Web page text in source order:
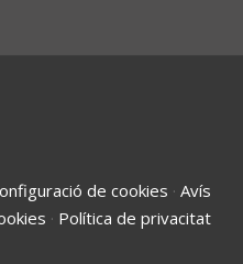
de cookies · Avís
· Política de privacitat